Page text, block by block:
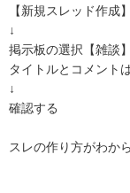
【新規スレッド作成
↓
掲示板の選択【雑談】
タイトルとコメント
↓
確認する
スレの作り方がわか